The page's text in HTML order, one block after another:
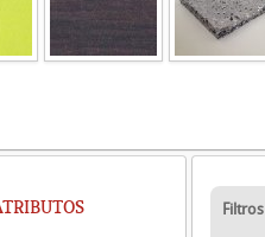
Filtros